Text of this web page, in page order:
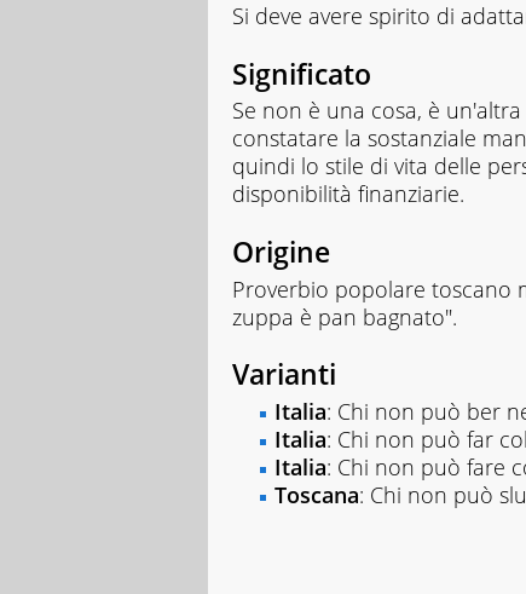
Si deve avere spirito di
Significato
Se non è una cosa, è
constatare la sostanziale
quindi lo stile di vita delle
disponibilità finanziarie.
Origine
Proverbio popolare toscano
zuppa è pan bagnato".
Varianti
Italia: Chi non può ber
Italia: Chi non può far
Italia: Chi non può fare
Toscana: Chi non può